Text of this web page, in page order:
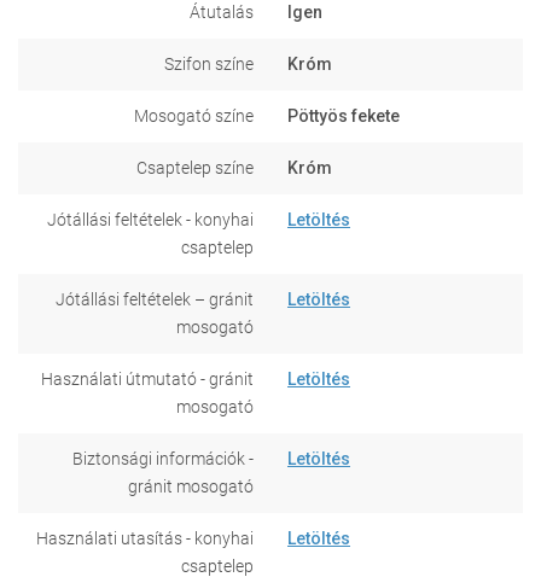
Átutalás Igen
Szifon színe Króm
Mosogató színe Pöttyös fekete
Csaptelep színe Króm
Jótállási feltételek - konyhai
csaptelep
Letöltés
Jótállási feltételek – gránit
mosogató
Letöltés
Használati útmutató - gránit
mosogató
Letöltés
Biztonsági információk -
gránit mosogató
Letöltés
Használati utasítás - konyhai
csaptelep
Letöltés